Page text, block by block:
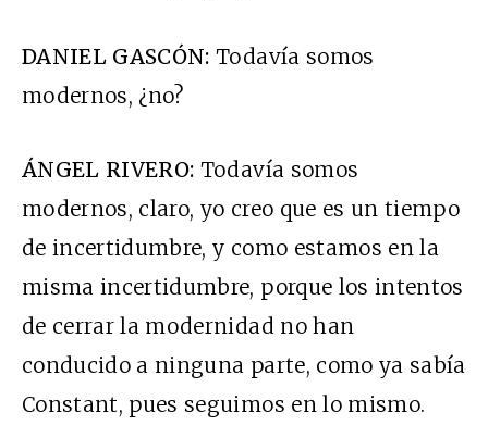
DANIEL GASCÓN: Todavía somos
modernos, ¿no?
ÁNGEL RIVERO: Todavía somos
modernos, claro, yo creo que es un tiempo
de incertidumbre, y como estamos en la
misma incertidumbre, porque los intentos
de cerrar la modernidad no han
conducido a ninguna parte, como ya sabía
Constant, pues seguimos en lo mismo.